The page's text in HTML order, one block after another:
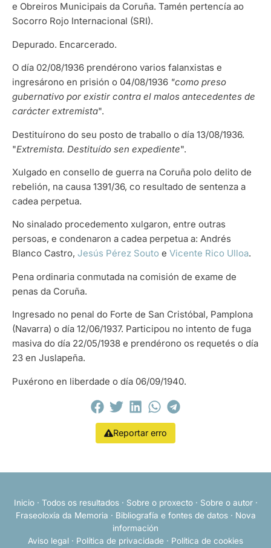
e Obreiros Municipais da Coruña. Tamén pertencía ao
Socorro Rojo Internacional (SRI).
Depurado. Encarcerado.
O día 02/08/1936 prendérono varios falanxistas e
ingresárono en prisión o 04/08/1936 "como preso
gubernativo por existir contra el malos antecedentes de
carácter extremista".
Destituírono do seu posto de traballo o día 13/08/1936.
"Extremista. Destituído sen expediente".
Xulgado en consello de guerra na Coruña polo delito de
rebelión, na causa 1391/36, co resultado de sentenza a
cadea perpetua.
No sinalado procedemento xulgaron, entre outras
persoas, e condenaron a cadea perpetua a: Andrés
Blanco Castro, Jesús Pérez Souto e Vicente Rico Ulloa.
Pena ordinaria conmutada na comisión de exame de
penas da Coruña.
Ingresado no penal do Forte de San Cristóbal, Pamplona
(Navarra) o día 12/06/1937. Participou no intento de fuga
masiva do día 22/05/1938 e prendérono os requetés o día
23 en Juslapeña.
Puxérono en liberdade o día 06/09/1940.
Reportar erro
Inicio· Todos os resultados· Sobre o proxecto· Sobre o autor·
Fraseoloxía da Memoria · Bibliografía e fontes de datos· Nova
información
Aviso legal · Política de privacidade · Política de cookies